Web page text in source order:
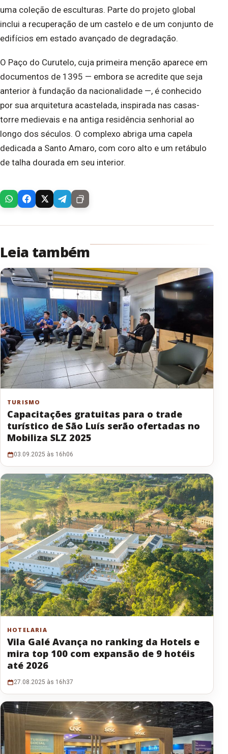
uma coleção de esculturas. Parte do projeto global
inclui a recuperação de um castelo e de um conjunto de
edifícios em estado avançado de degradação.
O Paço do Curutelo, cuja primeira menção aparece em
documentos de 1395 — embora se acredite que seja
anterior à fundação da nacionalidade —, é conhecido
por sua arquitetura acastelada, inspirada nas casas-
torre medievais e na antiga residência senhorial ao
longo dos séculos. O complexo abriga uma capela
dedicada a Santo Amaro, com coro alto e um retábulo
de talha dourada em seu interior.
Leia também
TURISMO
Capacitações gratuitas para o trade
turístico de São Luís serão ofertadas no
Mobiliza SLZ 2025
03.09.2025 às 16h06
HOTELARIA
Vila Galé Avança no ranking da Hotels e
mira top 100 com expansão de 9 hotéis
até 2026
27.08.2025 às 16h37